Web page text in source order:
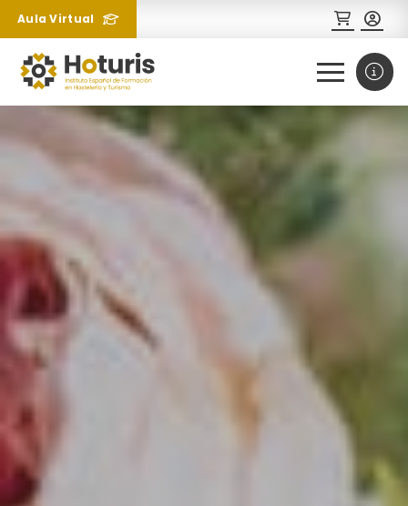
Aula Virtual
¿Necesitas más información
sobre un curso?